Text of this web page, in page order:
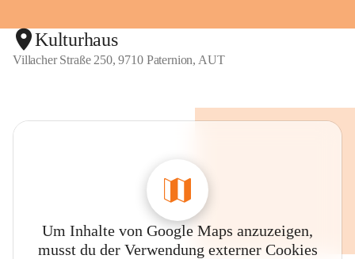
Kulturhaus
Villacher Straße 250, 9710 Paternion, AUT
Um Inhalte von Google Maps anzuzeigen,
musst du der Verwendung externer Cookies